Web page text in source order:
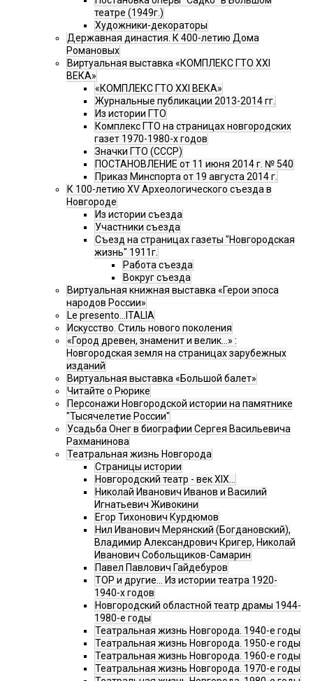
театре (1949г.)
Художники-декораторы
Державная династия. К 400-летию Дома
Романовых
Виртуальная выставка «КОМПЛЕКС ГТО XXI
ВЕКА»
«КОМПЛЕКС ГТО XXI ВЕКА»
Журнальные публикации 2013-2014 гг.
Из истории ГТО
Комплекс ГТО на страницах новгородских
газет 1970-1980-х годов
Значки ГТО (СССР)
ПОСТАНОВЛЕНИЕ от 11 июня 2014 г. № 540
Приказ Минспорта от 19 августа 2014 г.
К 100-летию XV Археологического съезда в
Новгороде
Из истории съезда
Участники съезда
Cъезд на страницах газеты "Новгородская
жизнь" 1911г.
Работа съезда
Вокруг съезда
Виртуальная книжная выставка «Герои эпоса
народов России»
Le presento...ITALIA
Искусство. Стиль нового поколения
«Город древен, знаменит и велик…» :
Новгородская земля на страницах зарубежных
изданий
Виртуальная выставка «Большой балет»
Читайте о Рюрике
Персонажи Новгородской истории на памятнике
"Тысячелетие России"
Усадьба Онег в биографии Сергея Васильевича
Рахманинова
Театральная жизнь Новгорода
Страницы истории
Новгородский театр - век XIX…
Николай Иванович Иванов и Василий
Игнатьевич Живокини
Егор Тихонович Курдюмов
Нил Иванович Мерянский (Богдановский),
Владимир Александрович Кригер, Николай
Иванович Собольщиков-Самарин
Павел Павлович Гайдебуров
ТОР и другие… Из истории театра 1920-
1940-х годов
Новгородский областной театр драмы 1944-
1980-е годы
Театральная жизнь Новгорода. 1940-е годы
Театральная жизнь Новгорода. 1950-е годы
Театральная жизнь Новгорода. 1960-е годы
Театральная жизнь Новгорода. 1970-е годы